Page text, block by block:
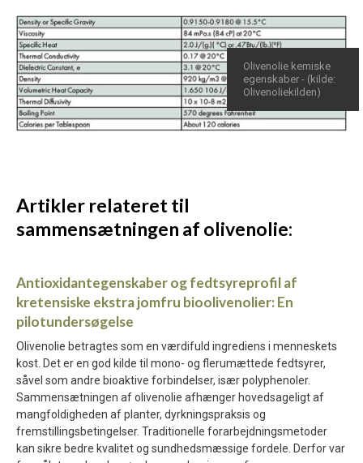
Olivenolie kemiske
egenskaber - (kilde:
Olivenoliekilden)
Artikler relateret til
sammensætningen af olivenolie:
Antioxidantegenskaber og fedtsyreprofil af
kretensiske ekstra jomfru bioolivenolier: En
pilotundersøgelse
Olivenolie betragtes som en værdifuld ingrediens i menneskets
kost. Det er en god kilde til mono- og flerumættede fedtsyrer,
såvel som andre bioaktive forbindelser, især polyphenoler.
Sammensætningen af olivenolie afhænger hovedsageligt af
mangfoldigheden af planter, dyrkningspraksis og
fremstillingsbetingelser. Traditionelle forarbejdningsmetoder
kan sikre bedre kvalitet og sundhedsmæssige fordele. Derfor var